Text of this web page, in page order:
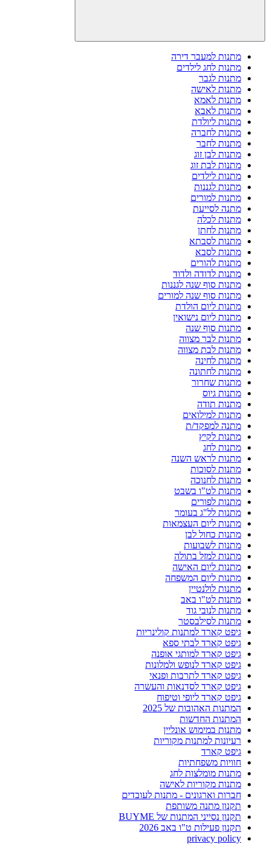
מתנות למעבר דירה
מתנות לחג לילדים
מתנות לגבר
מתנות לאישה
מתנות לאמא
מתנות לאבא
מתנות ליולדת
מתנות לחברה
מתנות לחבר
מתנות לבן זוג
מתנות לבת זוג
מתנות לילדים
מתנות לגננות
מתנות למורים
מתנה לסייעת
מתנות לכלה
מתנות לחתן
מתנות לסבתא
מתנות לסבא
מתנות להורים
מתנות לדודה ולדוד
מתנות סוף שנה לגננות
מתנות סוף שנה למורים
מתנות ליום הולדת
מתנות ליום נישואין
מתנות סוף שנה
מתנות לבר מצווה
מתנות לבת מצווה
מתנות לחינה
מתנות לחתונה
מתנות שחרור
מתנות גיוס
מתנות תודה
מתנות למילואים
מתנה למפקד/ת
מתנות לקיץ
מתנות לחג
מתנות לראש השנה
מתנות לסוכות
מתנות לחנוכה
מתנות לט"ו בשבט
מתנות לפורים
מתנות לל"ג בעומר
מתנות ליום העצמאות
מתנות כחול לבן
מתנות לשבועות
מתנות למזל בתולה
מתנות ליום האישה
מתנות ליום המשפחה
מתנות לולנטיין
מתנות לט"ו באב
מתנות לנובי גוד
מתנות לסילבסטר
גיפט קארד למתנות קולינריות
גיפט קארד לבתי ספא
גיפט קארד למותגי אופנה
גיפט קארד לנופש ולמלונות
גיפט קארד לתרבות ופנאי
גיפט קארד לסדנאות והעשרה
גיפט קארד ליופי וטיפוח
המתנות האהובות של 2025
המתנות החדשות
מתנות במימוש אונליין
רעיונות למתנות מקוריות
גיפט קארד
חוויות משפחתיות
מתנות מומלצות לחג
מתנות מקוריות לאישה
חברות וארגונים - מתנות לעובדים
תקנון מתנה משותפת
תקנון נסייני המתנות של BUYME
תקנון פעילות ט"ו באב 2026
privacy policy